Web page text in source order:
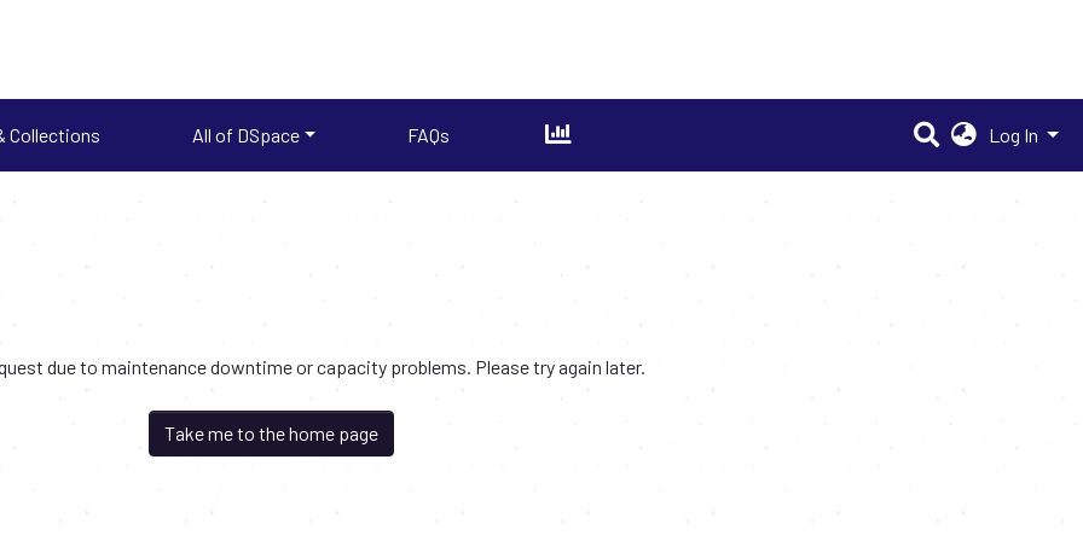
Collections All of DSpace FAQs Log In
due to maintenance downtime or capacity problems. Please try again later.
Take me to the home page